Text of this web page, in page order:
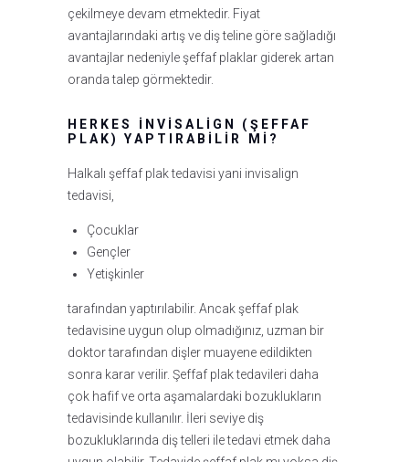
çekilmeye devam etmektedir. Fiyat
avantajlarındaki artış ve diş teline göre sağladığı
avantajlar nedeniyle şeffaf plaklar giderek artan
oranda talep görmektedir.
HERKES INVISALIGN (ŞEFFAF
PLAK) YAPTIRABILIR MI?
Halkalı şeffaf plak tedavisi yani invisalign
tedavisi,
Çocuklar
Gençler
Yetişkinler
tarafından yaptırılabilir. Ancak şeffaf plak
tedavisine uygun olup olmadığınız, uzman bir
doktor tarafından dişler muayene edildikten
sonra karar verilir. Şeffaf plak tedavileri daha
çok hafif ve orta aşamalardaki bozuklukların
tedavisinde kullanılır. İleri seviye diş
bozukluklarında diş telleri ile tedavi etmek daha